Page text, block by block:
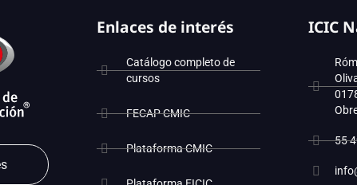
Enlaces de interés
Catálogo completo de
cursos
FECAP CMIC
Plataforma CMIC
ICIC
55